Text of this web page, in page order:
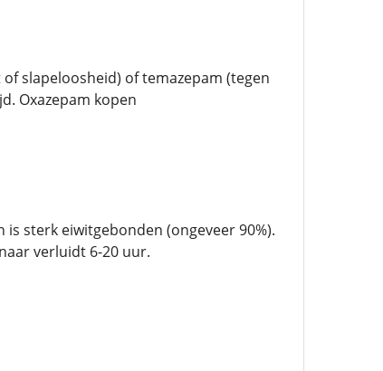
slapeloosheid) of temazepam (tegen
Oxazepam kopen
sterk eiwitgebonden (ongeveer 90%).
verluidt 6-20 uur.